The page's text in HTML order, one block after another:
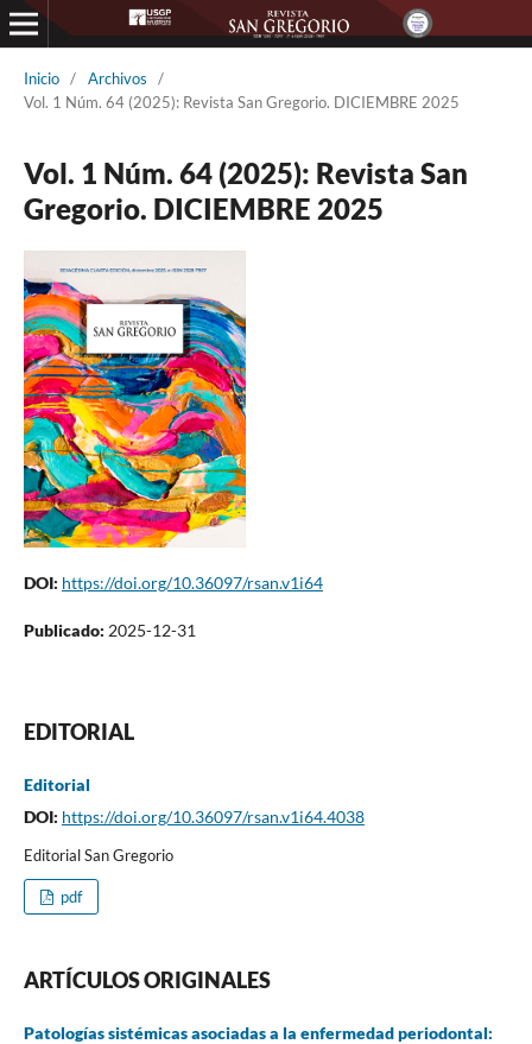
Inicio / Archivos
/
Vol. 1 Núm. 64 (2025): Revista San Gregorio. DICIEMBRE 2025
Vol. 1 Núm. 64 (2025): Revista San
Gregorio. DICIEMBRE 2025
DOI: https://doi.org/10.36097/rsan.v1i64
Publicado: 2025-12-31
EDITORIAL
Editorial
DOI: https://doi.org/10.36097/rsan.v1i64.4038
Editorial San Gregorio
pdf
ARTÍCULOS ORIGINALES
Patologías sistémicas asociadas a la enfermedad periodontal: